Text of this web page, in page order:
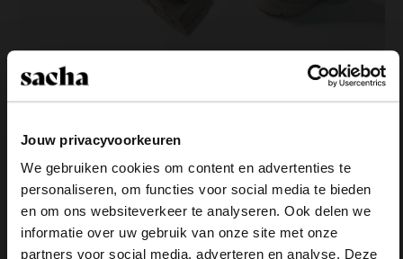
Jouw privacyvoorkeuren
We gebruiken cookies om content en advertenties te
personaliseren, om functies voor social media te bieden
en om ons websiteverkeer te analyseren. Ook delen we
informatie over uw gebruik van onze site met onze
partners voor social media, adverteren en analyse. Deze
It’s not all about the looks, het gaat zeker ook om de
kwaliteit. Daar staat de leren laars om bekend:
stevig én trendy! Een van de bekendste modellen
zijn de ultieme klassiekers: Chelsea Boots.
Hiernaast zijn een paar stevige Sachabiker boots
×
View this website in English?